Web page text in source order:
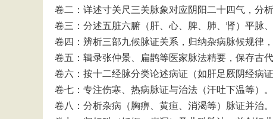
卷二‌：详述寸关尺三关脉象对应阴阳二十四气，分
卷三‌：分述五脏六腑（肝、心、脾、肺、肾）平脉
卷四‌：辨析三部九候脉证关系，归纳杂病脉候规律
卷五‌：辑录张仲景、扁鹊等医家脉法精要，保存古
卷六‌：按十二经脉分类论述病证（如肝足厥阴经病
‌卷七‌：专注伤寒、热病脉证与治法（汗吐下温等）。
‌卷八‌：分析杂病（胸痹、黄疸、消渴等）脉证并治。